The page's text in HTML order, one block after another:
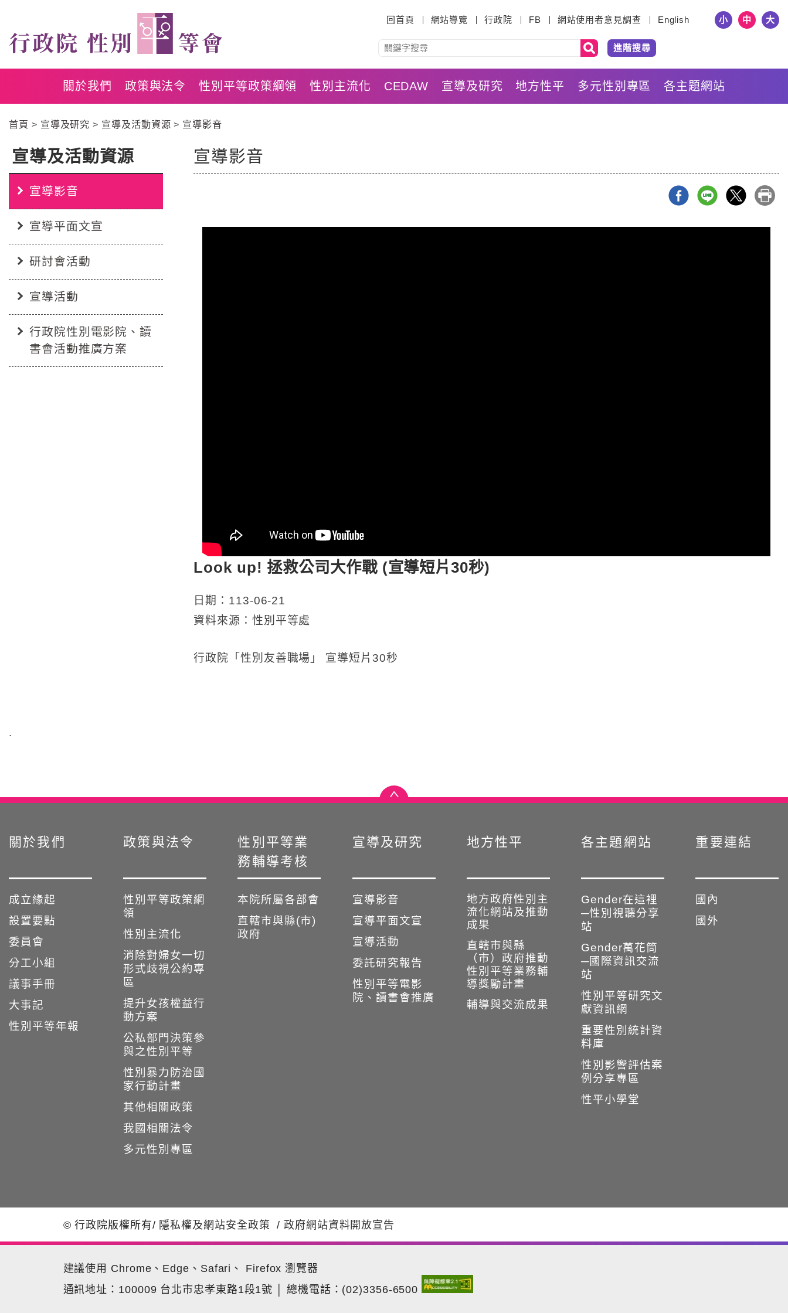
主
內
Go
Center
block
主
內
回首頁 網站導覽 行政院 FB 網站使用者意見調查 English 小 中 大
進階搜尋
關於我們 政策與法令 性別平等政策綱領 性別主流化 CEDAW 宣導及研究 地方性平 多元性別專區 各主題網站
首頁 宣導及研究 宣導及活動資源 宣導影音
宣導及活動資源
宣導影音
宣導平面文宣
研討會活動
宣導活動
行政院性別電影院、讀
書會活動推廣方案
宣導影音
Look up! 拯救公司大作戰 (宣導短片30秒)
日期：113-06-21
資料來源：性別平等處
行政院「性別友善職場」 宣導短片30秒
關於我們
成立緣起
設置要點
委員會
分工小組
議事手冊
大事記
性別平等年報
政策與法令
性別平等政策綱
領
性別主流化
消除對婦女一切
形式歧視公約專
區
提升女孩權益行
動方案
公私部門決策參
與之性別平等
性別暴力防治國
家行動計畫
其他相關政策
我國相關法令
多元性別專區
性別平等業
務輔導考核
本院所屬各部會
直轄市與縣(市)
政府
宣導及研究
宣導影音
宣導平面文宣
宣導活動
委託研究報告
性別平等電影
院、讀書會推廣
地方性平
地方政府性別主
流化網站及推動
成果
直轄市與縣
（市）政府推動
性別平等業務輔
導獎勵計畫
輔導與交流成果
各主題網站
Gender在這裡
─性別視聽分享
站
Gender萬花筒
─國際資訊交流
站
性別平等研究文
獻資訊網
重要性別統計資
料庫
性別影響評估案
例分享專區
性平小學堂
重要連結
國內
國外
© 行政院版權所有/ 隱私權及網站安全政策 /政府網站資料開放宣告
建議使用 Chrome、Edge、Safari、 Firefox 瀏覽器
通訊地址：100009 台北市忠孝東路1段1號
總機電話：(02)3356-6500